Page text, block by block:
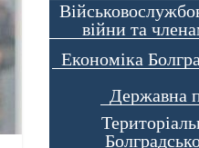
війни та
Економіка
Державна